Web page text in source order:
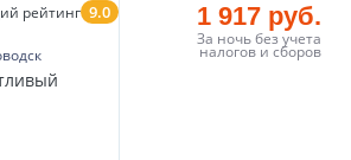
рейтинг 9.0 1 917 руб.
За ночь без учета
налогов и сборов